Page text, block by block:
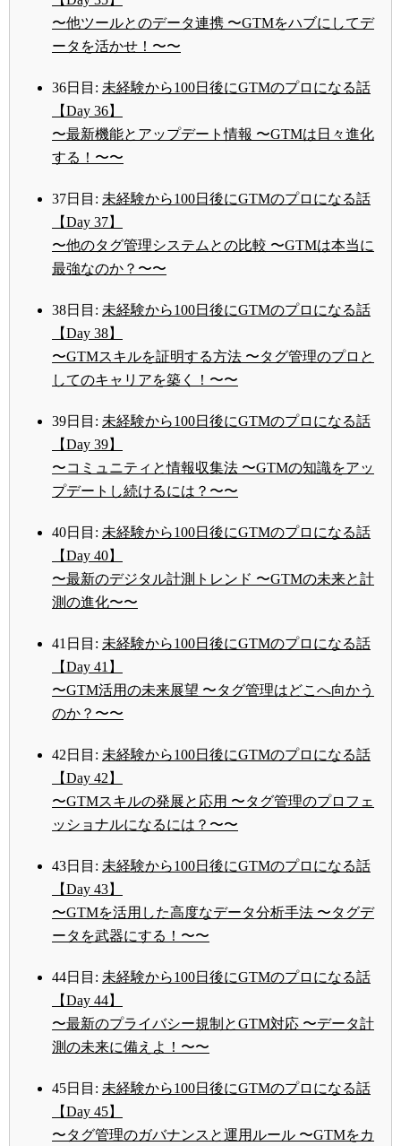
〜他ツールとのデータ連携 〜GTMをハブにしてデ
ータを活かせ！〜〜
36日目: 未経験から100日後にGTMのプロになる話
【Day 36】
〜最新機能とアップデート情報 〜GTMは日々進化
する！〜〜
37日目: 未経験から100日後にGTMのプロになる話
【Day 37】
〜他のタグ管理システムとの比較 〜GTMは本当に
最強なのか？〜〜
38日目: 未経験から100日後にGTMのプロになる話
【Day 38】
〜GTMスキルを証明する方法 〜タグ管理のプロと
してのキャリアを築く！〜〜
39日目: 未経験から100日後にGTMのプロになる話
【Day 39】
〜コミュニティと情報収集法 〜GTMの知識をアッ
プデートし続けるには？〜〜
40日目: 未経験から100日後にGTMのプロになる話
【Day 40】
〜最新のデジタル計測トレンド 〜GTMの未来と計
測の進化〜〜
41日目: 未経験から100日後にGTMのプロになる話
【Day 41】
〜GTM活用の未来展望 〜タグ管理はどこへ向かう
のか？〜〜
42日目: 未経験から100日後にGTMのプロになる話
【Day 42】
〜GTMスキルの発展と応用 〜タグ管理のプロフェ
ッショナルになるには？〜〜
43日目: 未経験から100日後にGTMのプロになる話
【Day 43】
〜GTMを活用した高度なデータ分析手法 〜タグデ
ータを武器にする！〜〜
44日目: 未経験から100日後にGTMのプロになる話
【Day 44】
〜最新のプライバシー規制とGTM対応 〜データ計
測の未来に備えよ！〜〜
45日目: 未経験から100日後にGTMのプロになる話
【Day 45】
〜タグ管理のガバナンスと運用ルール 〜GTMをカ